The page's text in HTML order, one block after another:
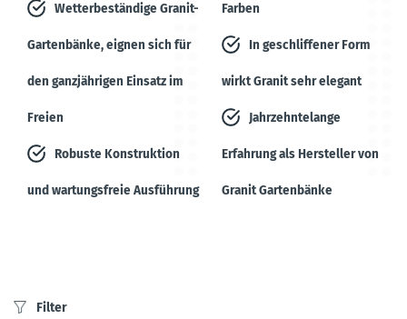
Wetterbeständige Granit-
Gartenbänke, eignen sich für
den ganzjährigen Einsatz im
Freien
Robuste Konstruktion
und wartungsfreie Ausführung
Farben
In geschliffener Form
wirkt Granit sehr elegant
Jahrzehntelange
Erfahrung als Hersteller von
Granit Gartenbänke
Filter